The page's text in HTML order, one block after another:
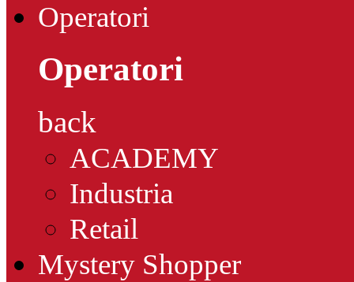
Operatori
Operatori
back
ACADEMY
Industria
Retail
Mystery Shopper